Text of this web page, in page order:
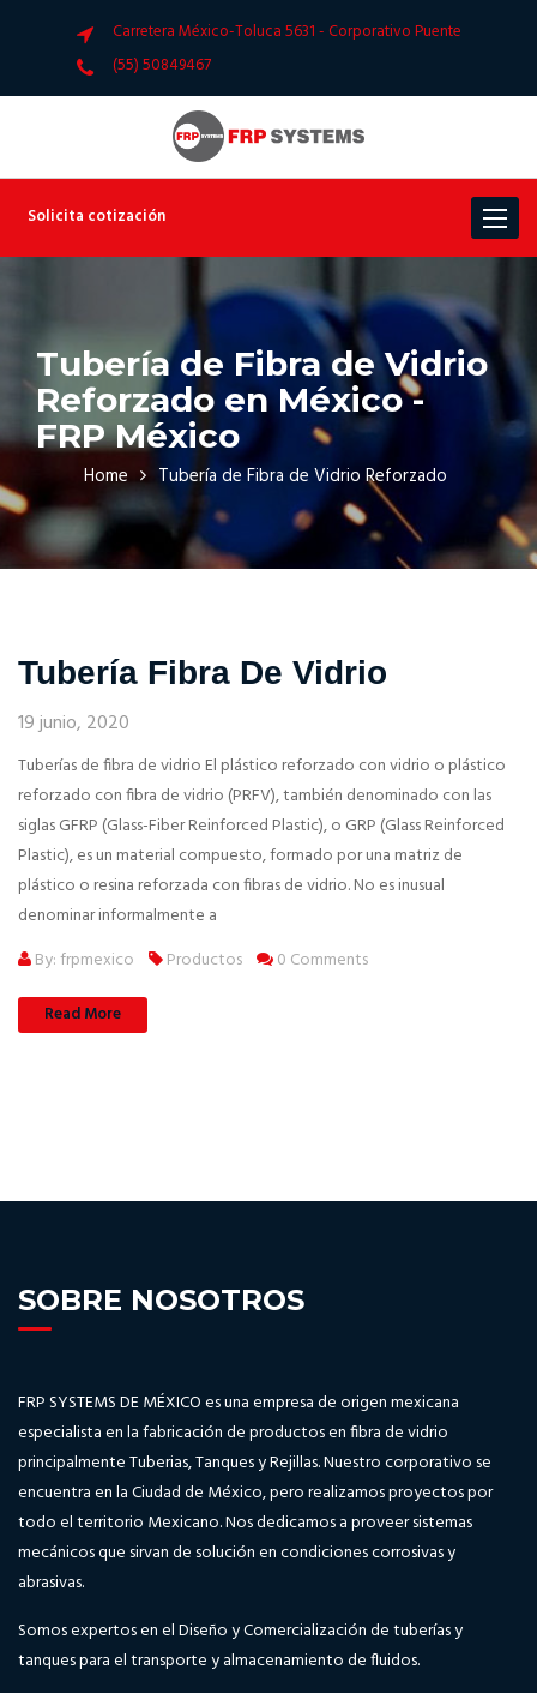
Carretera México-Toluca 5631 - Corporativo Puente
(55) 50849467
Toggle
Solicita cotización
Tubería de Fibra de Vidrio
Reforzado en México -
FRP México
Home Tubería de Fibra de Vidrio Reforzado
Tubería Fibra De Vidrio
19 junio, 2020
Tuberías de fibra de vidrio El plástico reforzado con vidrio o plástico
reforzado con fibra de vidrio (PRFV), también denominado con las
siglas GFRP (Glass-Fiber Reinforced Plastic), o GRP (Glass Reinforced
Plastic), es un material compuesto, formado por una matriz de
plástico o resina reforzada con fibras de vidrio. No es inusual
denominar informalmente a
By: frpmexico
Productos 0 Comments
Read More
SOBRE NOSOTROS
FRP SYSTEMS DE MÉXICO es una empresa de origen mexicana
especialista en la fabricación de productos en fibra de vidrio
principalmente Tuberias, Tanques y Rejillas. Nuestro corporativo se
encuentra en la Ciudad de México, pero realizamos proyectos por
todo el territorio Mexicano. Nos dedicamos a proveer sistemas
mecánicos que sirvan de solución en condiciones corrosivas y
abrasivas.
Somos expertos en el Diseño y Comercialización de tuberías y
tanques para el transporte y almacenamiento de fluidos.